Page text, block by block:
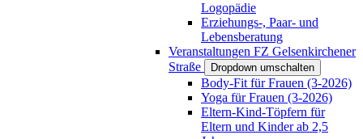
Logopädie
Erziehungs-, Paar- und
Lebensberatung
Veranstaltungen FZ Gelsenkirchener
Straße
Dropdown umschalten
Body-Fit für Frauen (3-2026)
Yoga für Frauen (3-2026)
Eltern-Kind-Töpfern für
Eltern und Kinder ab 2,5